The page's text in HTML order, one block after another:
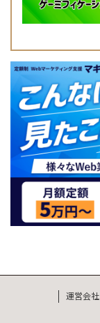
運営会社